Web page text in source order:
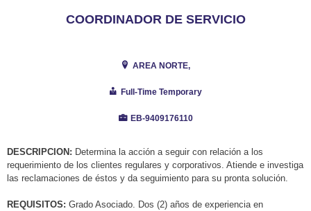
COORDINADOR DE SERVICIO
AREA NORTE,
Full-Time Temporary
EB-9409176110
DESCRIPCION: Determina la acción a seguir con relación a los
requerimiento de los clientes regulares y corporativos. Atiende e investiga
las reclamaciones de éstos y da seguimiento para su pronta solución.
REQUISITOS: Grado Asociado. Dos (2) años de experiencia en